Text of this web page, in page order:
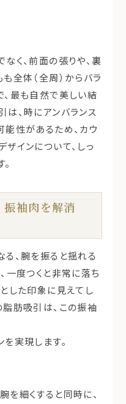
く、前面の張りや、裏
全体（全周）からバラ
、最も自然で美しい結
、時にアンバランス
能性があるため、カウ
インについて、しっ
袖肉を解消
、腕を振ると揺れる
一度つくと非常に落ち
した印象に見えてし
脂肪吸引は、この振袖
を実現します。
細くすると同時に、